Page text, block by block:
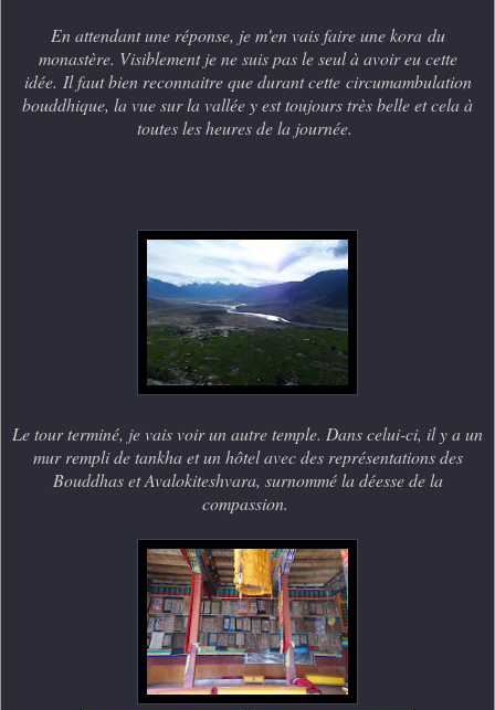
En attendant une réponse, je m'en vais faire une koradu
monastère. Visiblement je ne suis pas le seul à avoir eu cette
idée. Il faut bien reconnaitre que durant cette circumambulation
bouddhique, la vue sur la vallée y est toujours très belle et cela à
toutes les heures de la journée.
Le tour terminé, je vais voir un autre temple. Dans celui-ci, il y a un
mur rempli de tankha et un hôtel avec des représentations des
Bouddhas et Avalokiteshvara, surnommé la déesse de la
compassion.